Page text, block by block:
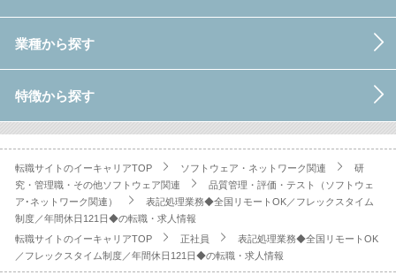
業種から探す
特徴から探す
転職サイトのイーキャリアTOP ソフトウェア・ネットワーク関連
研
究・管理職・その他ソフトウェア関連
品質管理・評価・テスト（ソフトウェ
ア･ネットワーク関連）
表記処理業務◆全国リモートOK／フレックスタイム
制度／年間休日121日◆の転職・求人情報
転職サイトのイーキャリアTOP
正社員
表記処理業務◆全国リモートOK
／フレックスタイム制度／年間休日121日◆の転職・求人情報